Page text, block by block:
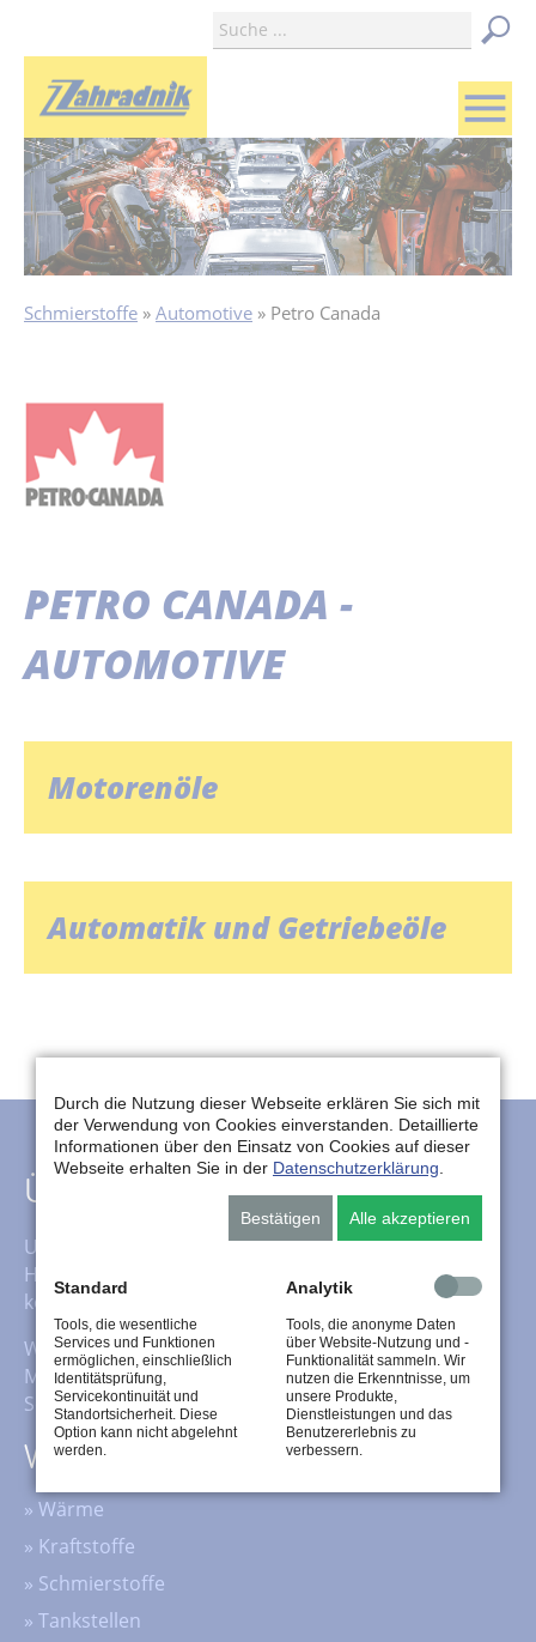
menu
Schmierstoffe Automotive Petro Canada
PETRO CANADA -
AUTOMOTIVE
Motorenöle
Automatik und Getriebeöle
Über uns
Unser Service beinhaltet neben dem klassischen
Heizöl-, Kraftstoff- und Schmierstoffhandel auch das
komplette Fluid-Management für Schmierstoffe.
Wir übernehmen nicht nur die Pflege Ihrer
Maschinen, sondern auch die Entsorgung Ihrer
Schmierstoffe.
Wichtige Inhalte
» Wärme
» Kraftstoffe
» Schmierstoffe
» Tankstellen
Durch die Nutzung dieser Webseite erklären Sie sich mit
der Verwendung von Cookies einverstanden. Detaillierte
Informationen über den Einsatz von Cookies auf dieser
Webseite erhalten Sie in der Datenschutzerklärung
Bestätigen Alle akzeptieren
Standard
Tools, die wesentliche
Services und Funktionen
ermöglichen, einschließlich
Identitätsprüfung,
Servicekontinuität und
Standortsicherheit. Diese
Option kann nicht abgelehnt
werden.
Analytik
Tools, die anonyme Daten
über Website-Nutzung und -
Funktionalität sammeln. Wir
nutzen die Erkenntnisse, um
unsere Produkte,
Dienstleistungen und das
Benutzererlebnis zu
verbessern.